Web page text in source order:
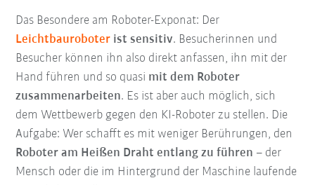
Das Besondere am Roboter-Exponat: Der
Leichtbauroboter ist sensitiv. Besucherinnen und
Besucher können ihn also direkt anfassen, ihn mit der
Hand führen und so quasi mit dem Roboter
zusammenarbeiten. Es ist aber auch möglich, sich
dem Wettbewerb gegen den KI-Roboter zu stellen. Die
Aufgabe: Wer schafft es mit weniger Berührungen, den
Roboter am Heißen Draht entlang zu führen – der
Mensch oder die im Hintergrund der Maschine laufende